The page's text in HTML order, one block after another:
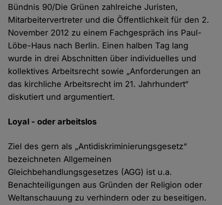
Bündnis 90/Die Grünen zahlreiche Juristen,
Mitarbeitervertreter und die Öffentlichkeit für den 2.
November 2012 zu einem Fachgespräch ins Paul-
Löbe-Haus nach Berlin. Einen halben Tag lang
wurde in drei Abschnitten über individuelles und
kollektives Arbeitsrecht sowie „Anforderungen an
das kirchliche Arbeitsrecht im 21. Jahrhundert“
diskutiert und argumentiert.
Loyal - oder arbeitslos
Ziel des gern als „Antidiskriminierungsgesetz“
bezeichneten Allgemeinen
Gleichbehandlungsgesetzes (AGG) ist u.a.
Benachteiligungen aus Gründen der Religion oder
Weltanschauung zu verhindern oder zu beseitigen.